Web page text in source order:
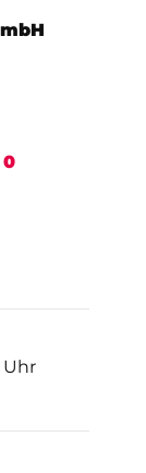
0
Uhr